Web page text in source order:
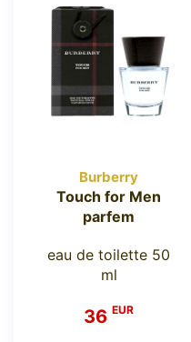
Burberry
Touch for Men
parfem
eau de toilette 50
ml
36 EUR